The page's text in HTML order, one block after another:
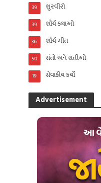
શુરવીરો
39
શૌર્ય કથાઓ
39
શૌર્ય ગીત
36
સંતો અને સતીઓ
50
સેવાકીય કર્યો
19
Advertisement